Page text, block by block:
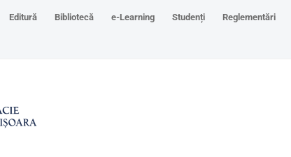
Editură Bibliotecă e-Learning Studenți Reglementări